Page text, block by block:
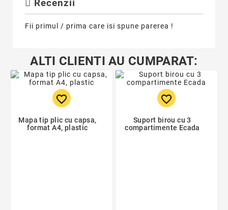
Recenzii
Fii primul / prima care isi spune parerea !
ALTI CLIENTI AU CUMPARAT:
favorite_border
Mapa tip plic cu capsa,
format A4, plastic
favorite_border
Suport birou cu 3
compartimente Ecada